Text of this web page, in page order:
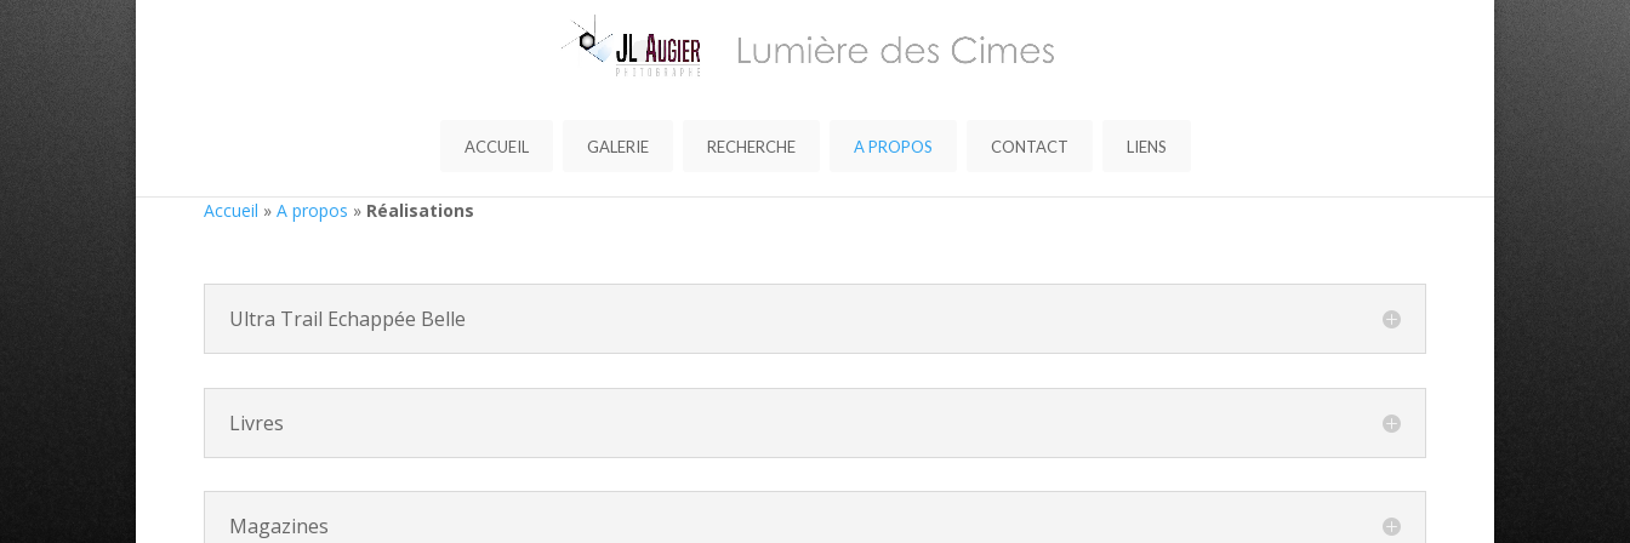
ACCUEIL GALERIE RECHERCHE A PROPOS CONTACT LIENS
Accueil » A propos » Réalisations
Ultra Trail Echappée Belle
Livres
Magazines